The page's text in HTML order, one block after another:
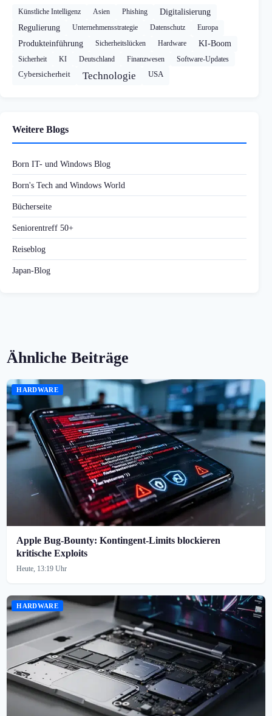
Künstliche Intelligenz Asien Phishing
Digitalisierung
Regulierung
Unternehmensstrategie Datenschutz Europa
Produkteinführung Sicherheitslücken Hardware KI-Boom
Sicherheit KI Deutschland Finanzwesen Software-Updates
Cybersicherheit Technologie USA
Weitere Blogs
Born IT- und Windows Blog
Born's Tech and Windows World
Bücherseite
Seniorentreff 50+
Reiseblog
Japan-Blog
Ähnliche Beiträge
HARDWARE
Apple Bug-Bounty: Kontingent-Limits blockieren
kritische Exploits
Heute, 13:19 Uhr
HARDWARE